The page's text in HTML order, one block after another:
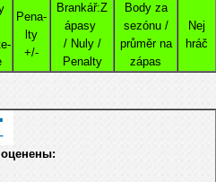
Pena-
lty
+/-
Brankář:Z
ápasy
/ Nuly /
Penalty
Body za
sezónu /
průměr na
zápas
Nej
hráč